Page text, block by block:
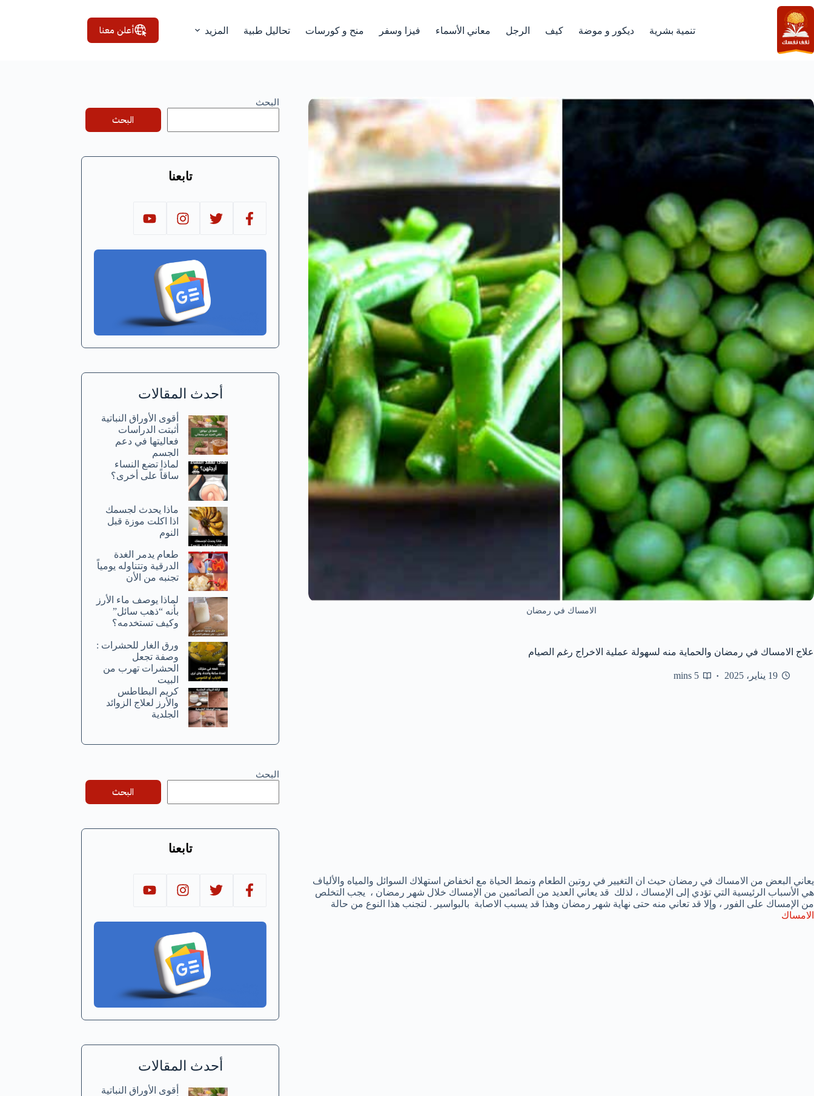
التجاوز
إلى
المحتوى
تنمية بشرية ديكور و موضة كيف الرجل معاني الأسماء فيزا وسفر منح و كورسات تحاليل طبية المزيد أعلن معنا
الامساك في رمضان
علاج الامساك في رمضان والحماية منه لسهولة عملية الاخراج رغم الصيام
19 يناير، 2025 5 mins
يعاني البعض من الامساك في رمضان حيث ان التغيير في روتين الطعام ونمط الحياة مع انخفاض استهلاك السوائل والمياه والألياف
هي الأسباب الرئيسية التي تؤدي إلى الإمساك ، لذلك قد يعاني العديد من الصائمين من الإمساك خلال شهر رمضان ، يجب التخلص
من الإمساك على الفور ، وإلا قد تعاني منه حتى نهاية شهر رمضان وهذا قد يسبب الاصابة بالبواسير . لتجنب هذا النوع من حالة
الامساك
البحث
البحث
تابعنا
أحدث المقالات
أقوى الأوراق النباتية
أثبتت الدراسات
فعاليتها في دعم
الجسم
لماذا تضع النساء
ساقاً على أخرى؟
ماذا يحدث لجسمك
اذا اكلت موزة قبل
النوم
طعام يدمر الغدة
الدرقية وتتناوله يومياً
تجنبه من الأن
لماذا يوصف ماء الأرز
بأنه “ذهب سائل”
وكيف تستخدمه؟
ورق الغار للحشرات :
وصفة تجعل
الحشرات تهرب من
البيت
كريم البطاطس
والأرز لعلاج الزوائد
الجلدية
البحث
البحث
تابعنا
أحدث المقالات
أقوى الأوراق النباتية